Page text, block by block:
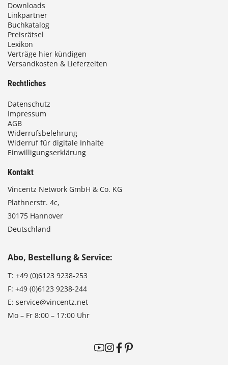
€
Downloads
Linkpartner
Buchkatalog
Preisrätsel
Lexikon
Verträge hier kündigen
Versandkosten & Lieferzeiten
Rechtliches
Datenschutz
Impressum
AGB
Widerrufsbelehrung
Widerruf für digitale Inhalte
Einwilligungserklärung
Kontakt
Vincentz Network GmbH & Co. KG
Plathnerstr. 4c,
30175 Hannover
Deutschland
Abo, Bestellung & Service:
T: +49 (0)6123 9238-253
F: +49 (0)6123 9238-244
E: service@vincentz.net
Mo – Fr 8:00 – 17:00 Uhr